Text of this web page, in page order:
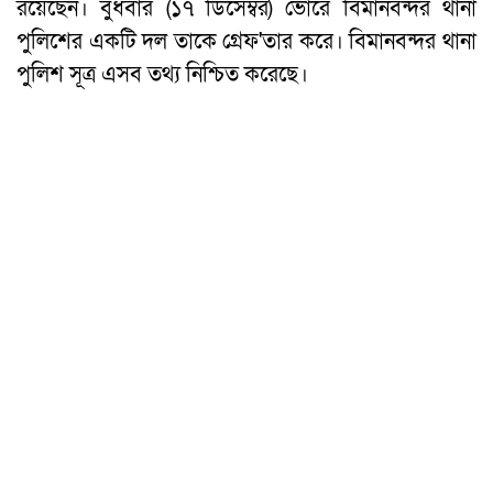
রয়েছেন। বুধবার (১৭ ডিসেম্বর) ভোরে বিমানবন্দর থানা
পুলিশের একটি দল তাকে গ্রেফ'তার করে। বিমানবন্দর থানা
পুলিশ সূত্র এসব তথ্য নিশ্চিত করেছে।